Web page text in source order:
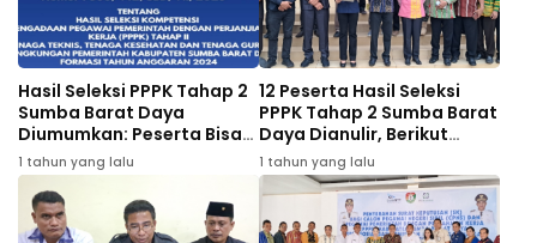
Hasil Seleksi PPPK Tahap 2
Sumba Barat Daya
Diumumkan: Peserta Bisa
Lakukan Sanggah
1 tahun yang lalu
12 Peserta Hasil Seleksi
PPPK Tahap 2 Sumba Barat
Daya Dianulir, Berikut
Jadwal Pengumuman
1 tahun yang lalu